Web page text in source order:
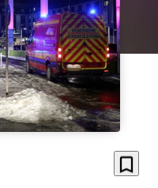
bookmark_border